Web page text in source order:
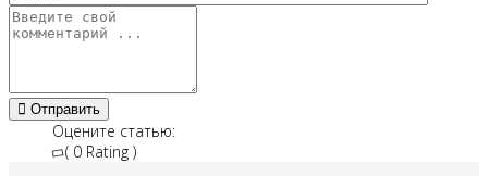
Отправить
Оцените статью:
( 0 Rating )